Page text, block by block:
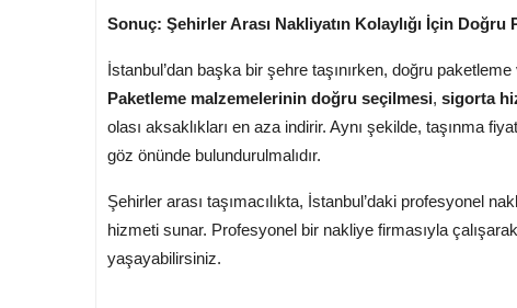
Sonuç: Şehirler Arası Nakliyatın Kolaylığı İçin Doğru
İstanbul’dan başka bir şehre taşınırken, doğru
Paketleme malzemelerinin doğru seçilmesi, sigorta
olası aksaklıkları en aza indirir. Aynı şekilde, taşınma
göz önünde bulundurulmalıdır.
Şehirler arası taşımacılıkta, İstanbul’daki profesyonel
hizmeti sunar. Profesyonel bir nakliye firmasıyla
yaşayabilirsiniz.